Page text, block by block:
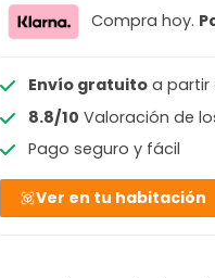
Compra hoy.
Envío gratuitoa partir
8.8/10 Valoración de
Pago seguro y fácil
Ver en tu habitación